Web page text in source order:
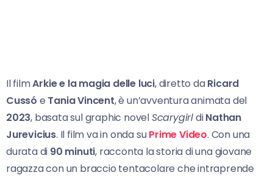
Il filmArkie e la magia delle luci, diretto daRicard
Cussó e Tania Vincent, è un’avventura animata del
2023, basata sul graphic novelScarygirldiNathan
Jurevicius. Il film va in onda suPrime Video. Con una
durata di 90 minuti, racconta la storia di una giovane
ragazza con un braccio tentacolare che intraprende